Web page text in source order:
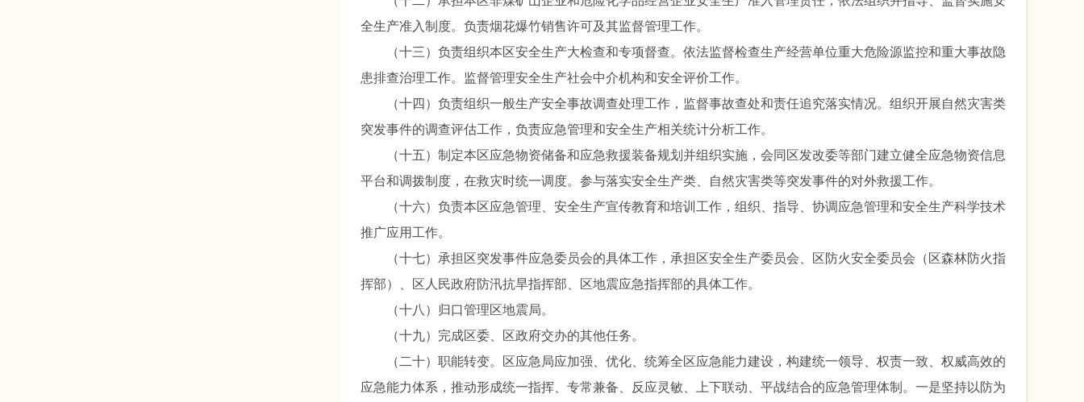
全生产准入制度。负责烟花爆竹销售许可及其监督管理工作。
（十三）负责组织本区安全生产大检查和专项督查。依法监督检查生产经营单位重大危险源监控和重大事故隐
患排查治理工作。监督管理安全生产社会中介机构和安全评价工作。
（十四）负责组织一般生产安全事故调查处理工作，监督事故查处和责任追究落实情况。组织开展自然灾害类
突发事件的调查评估工作，负责应急管理和安全生产相关统计分析工作。
（十五）制定本区应急物资储备和应急救援装备规划并组织实施，会同区发改委等部门建立健全应急物资信息
平台和调拨制度，在救灾时统一调度。参与落实安全生产类、自然灾害类等突发事件的对外救援工作。
（十六）负责本区应急管理、安全生产宣传教育和培训工作，组织、指导、协调应急管理和安全生产科学技术
推广应用工作。
（十七）承担区突发事件应急委员会的具体工作，承担区安全生产委员会、区防火安全委员会（区森林防火指
挥部）、区人民政府防汛抗旱指挥部、区地震应急指挥部的具体工作。
（十八）归口管理区地震局。
（十九）完成区委、区政府交办的其他任务。
（二十）职能转变。区应急局应加强、优化、统筹全区应急能力建设，构建统一领导、权责一致、权威高效的
应急能力体系，推动形成统一指挥、专常兼备、反应灵敏、上下联动、平战结合的应急管理体制。一是坚持以防为